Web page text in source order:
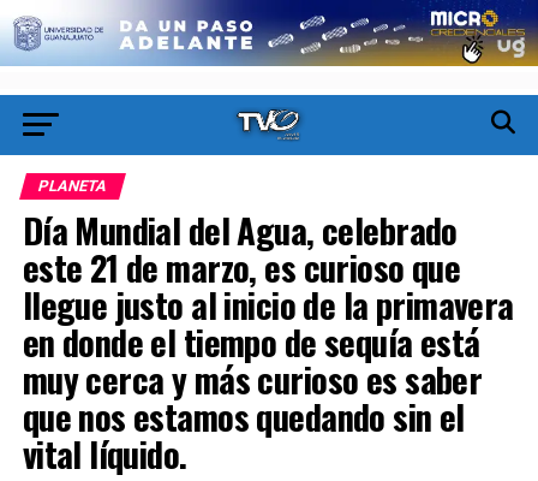
PLANETA
Día Mundial del Agua, celebrado
este 21 de marzo, es curioso que
llegue justo al inicio de la primavera
en donde el tiempo de sequía está
muy cerca y más curioso es saber
que nos estamos quedando sin el
vital líquido.